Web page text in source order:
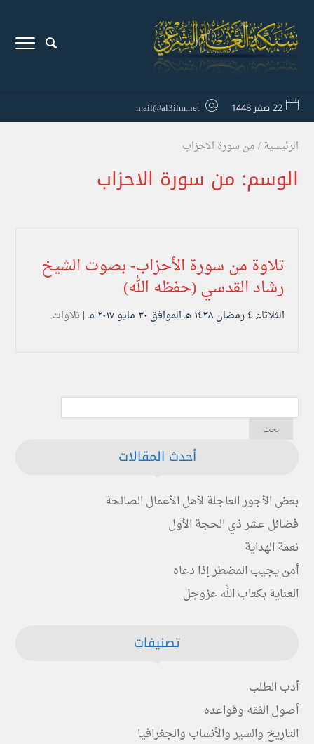
22 صفر 1448 mail@al3ilm.net
الرئيسية/من سورة الاحزاب
الوسم: من سورة الاحزاب
تلاوة من سورة الأحزاب- بصوت الشيخ
رشاد القدسي (حفظه الله)
الثلاثاء ٤ رمضان ۱٤۳۸ هـ الموافق ۳۰ مايو ۲۰۱۷ مـ | تلاوات
أحدث المقالات
بعض الأجور العاجلة لأهل الأعمال الصالحة
فضائل عشر ذي الحجة الأول
نعمة الهداية
أمن يجيب المضطر إذا دعاه
العناية بكتاب الله عزوجل
تصنيفات
أدب الطلب
أصول الفقه وقواعده
التاريخ والسير والأنساب والجغرافيا